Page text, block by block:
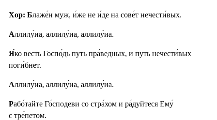
Хор: Блаже́н муж, и́же не и́де на сове́т нечести́вых.
Аллилу́иа, аллилу́иа, аллилу́иа.
Я́ко весть Госпо́дь путь пра́ведных, и путь нечести́вых
поги́бнет.
Аллилу́иа, аллилу́иа, аллилу́иа.
Рабо́тайте Го́сподеви со стра́хом и ра́дуйтеся Ему́
с тре́петом.